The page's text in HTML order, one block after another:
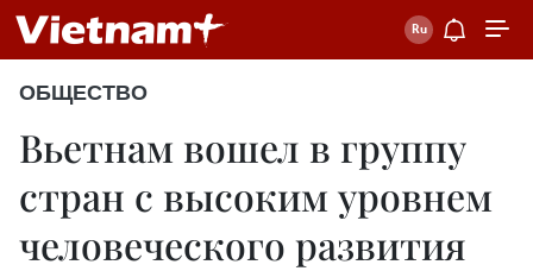
ОБЩЕСТВО
Вьетнам вошел в группу
стран с высоким уровнем
человеческого развития